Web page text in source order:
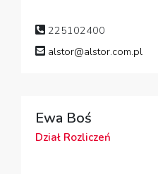
225102400
alstor@alstor.com.pl
Ewa Boś
Dział Rozliczeń